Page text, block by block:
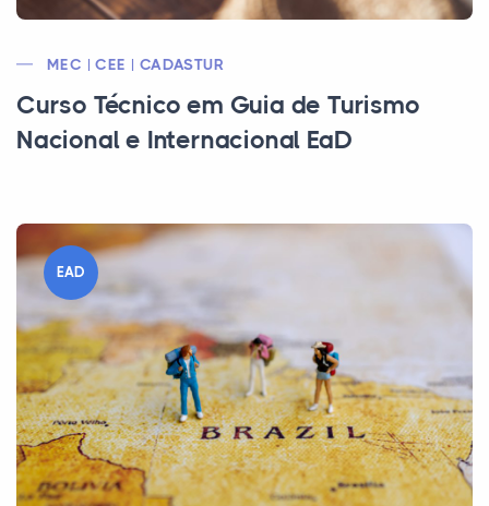
MEC | CEE | CADASTUR
Curso Técnico em Guia de Turismo
Nacional e Internacional EaD
EAD